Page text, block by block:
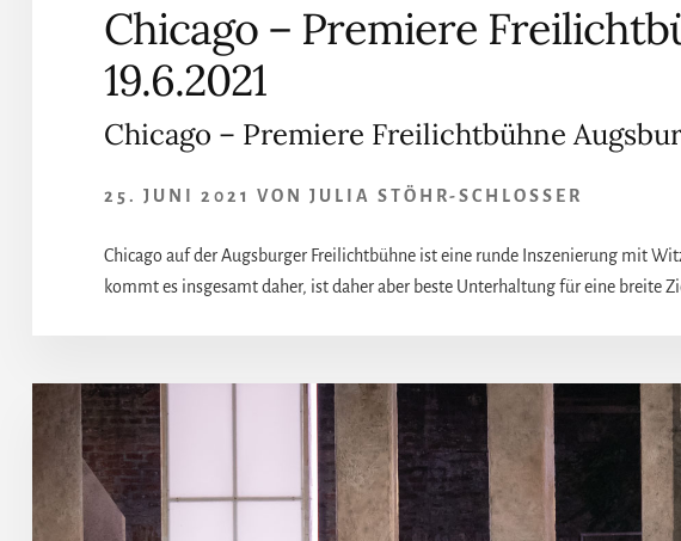
Chicago – Premiere
19.6.2021
Chicago – Premiere Freilichtbühne
25. JUNI 2021 VON JULIA STÖHR-SCHLOSSER
Chicago auf der Augsburger Freilichtbühne ist eine runde Inszenierung mit
kommt es insgesamt daher, ist daher aber beste Unterhaltung für eine breite